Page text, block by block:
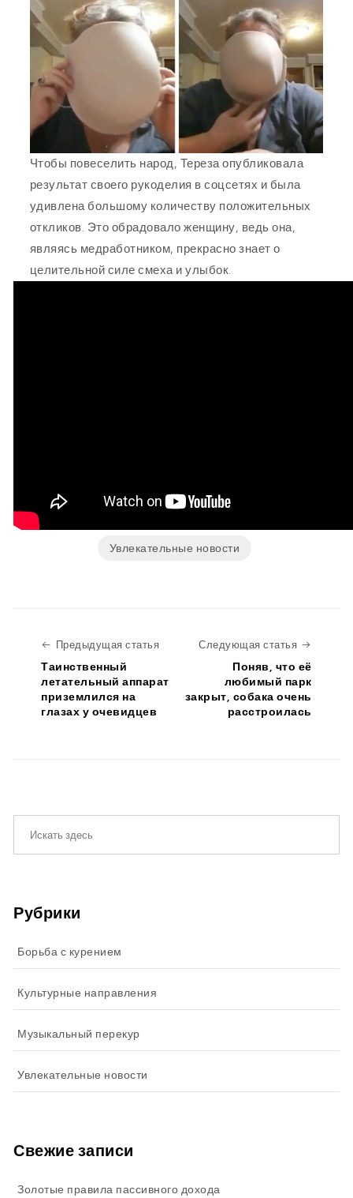
Чтобы повеселить народ, Тереза опубликовала
результат своего рукоделия в соцсетях и была
удивлена большому количеству положительных
откликов. Это обрадовало женщину, ведь она,
являясь медработником, прекрасно знает о
целительной силе смеха и улыбок.
Увлекательные новости
Предыдущая статьяПредыдущая статья
Таинственный
летательный аппарат
приземлился на
глазах у очевидцев
Следующая статья
Поняв, что её
любимый парк
закрыт, собака очень
расстроилась
Рубрики
Борьба с курением
Культурные направления
Музыкальный перекур
Увлекательные новости
Свежие записи
Золотые правила пассивного дохода